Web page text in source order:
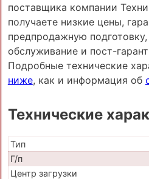
поставщика компании
получаете низкие цены,
предпродажную подготовку,
обслуживание и пост-
Подробные технические
ниже, как и информация об
Технические
Тип
Г/п
Центр загрузки